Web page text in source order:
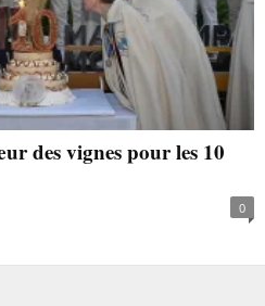
des vignes pour les 10
0